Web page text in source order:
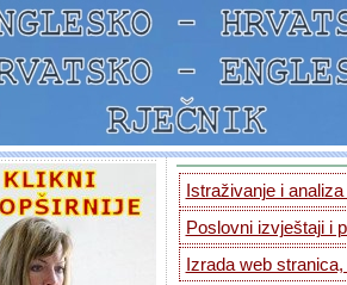
Istraživanje i
Poslovni izvještaji i
Izrada web